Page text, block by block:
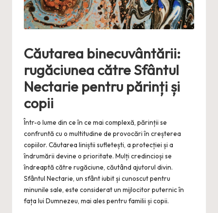
Căutarea binecuvântării:
rugăciunea către Sfântul
Nectarie pentru părinți și
copii
Într-o lume din ce în ce mai complexă, părinții se
confruntă cu o multitudine de provocări în creșterea
copiilor. Căutarea liniștii sufletești, a protecției și a
îndrumării devine o prioritate. Mulți credincioși se
îndreaptă către rugăciune, căutând ajutorul divin.
Sfântul Nectarie, un sfânt iubit și cunoscut pentru
minunile sale, este considerat un mijlocitor puternic în
fața lui Dumnezeu, mai ales pentru familii și copii.